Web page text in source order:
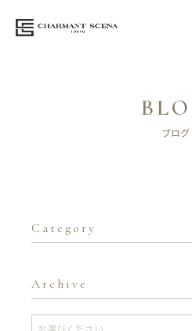
ブログ
Category
Archive